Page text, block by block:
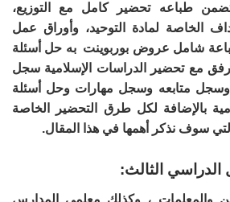
طباعه تحضير كامل مع التوزيع،
الخاصة لمادة التوحيد، وأوراق عمل
شامل عروض بوربوينت به حل أسئلة
مع تحضير الدراسات الإسلامية سجل
وسجل متابعه وسجل مهارات وحل أسئلة
بالإضافة لكل طرق التحضير الخاصة
سوف نذكر أهمها في هذا المقال.
الثالث: